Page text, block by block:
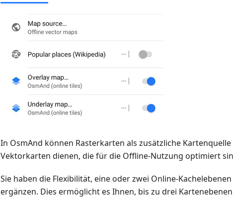
In OsmAnd können Rasterkarten als zusätzliche
Vektorkarten dienen, die für die Offline-Nutzung optimiert
Sie haben die Flexibilität, eine oder zwei Online-
ergänzen. Dies ermöglicht es Ihnen, bis zu drei